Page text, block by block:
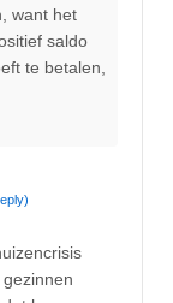
want het
saldo
te betalen,